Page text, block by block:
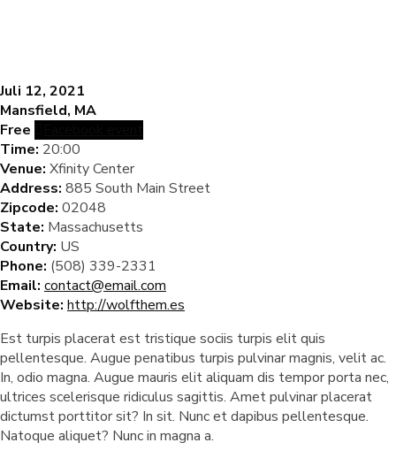
Juli 12, 2021
Mansfield, MA
Free
Time: 20:00
Venue: Xfinity Center
Address: 885 South Main Street
Zipcode: 02048
State: Massachusetts
Country: US
Phone: (508) 339-2331
Email: contact@email.com
Website: http://wolfthem.es
Est turpis placerat est tristique sociis turpis elit quis
pellentesque. Augue penatibus turpis pulvinar magnis, velit ac.
In, odio magna. Augue mauris elit aliquam dis tempor porta nec,
ultrices scelerisque ridiculus sagittis. Amet pulvinar placerat
dictumst porttitor sit? In sit. Nunc et dapibus pellentesque.
Natoque aliquet? Nunc in magna a.